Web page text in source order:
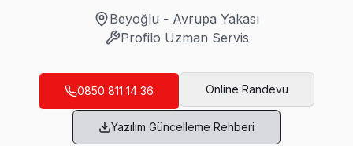
Beyoğlu'da Mahalle Mahalle Profilo TV
Arap Cami Profilo Servis
Profilo TV HDMI port arızası Arap Cami adresine gelen
Beyoğlu - Avrupa Yakası
Profilo Uzman Servis
0850 811 14 36 Online Randevu
Yazılım Güncelleme Rehberi